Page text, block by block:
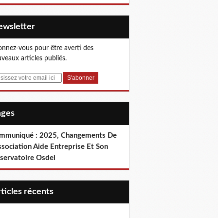
vous pour être averti des
articles publiés.
: 2025, Changements De
Aide Entreprise Et Son
Osdei
récents